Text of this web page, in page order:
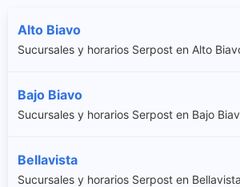
Alto Biavo
Sucursales y horarios Serpost en Alto
Bajo Biavo
Sucursales y horarios Serpost en Bajo
Bellavista
Sucursales y horarios Serpost en Bellavista